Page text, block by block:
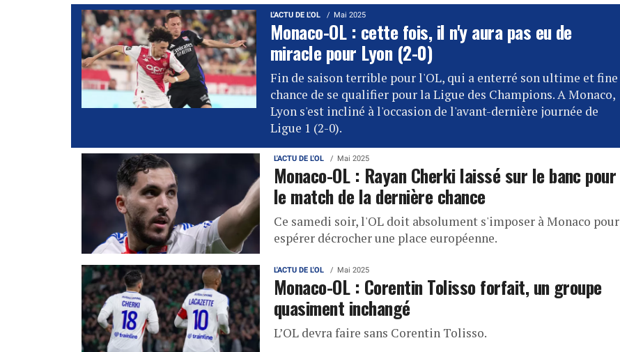
L'ACTU DE L'OL Mai 2025
Monaco-OL : cette fois, il n'y aura pas eu de
miracle pour Lyon (2-0)
Fin de saison terrible pour l'OL, qui a enterré son ultime et fine
chance de se qualifier pour la Ligue des Champions. A Monaco,
Lyon s'est incliné à l'occasion de l'avant-dernière journée de
Ligue 1 (2-0).
L'ACTU DE L'OL Mai 2025
Monaco-OL : Rayan Cherki laissé sur le banc pour
le match de la dernière chance
Ce samedi soir, l'OL doit absolument s'imposer à Monaco pour
espérer décrocher une place européenne.
L'ACTU DE L'OL Mai 2025
Monaco-OL : Corentin Tolisso forfait, un groupe
quasiment inchangé
L’OL devra faire sans Corentin Tolisso.